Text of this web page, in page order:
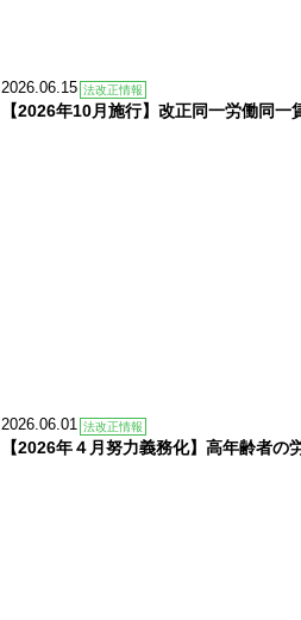
2026.06.15 法改正情報
【2026年10月施行】改正同一労働同
2026.06.01 法改正情報
【2026年４月努力義務化】高年齢者の